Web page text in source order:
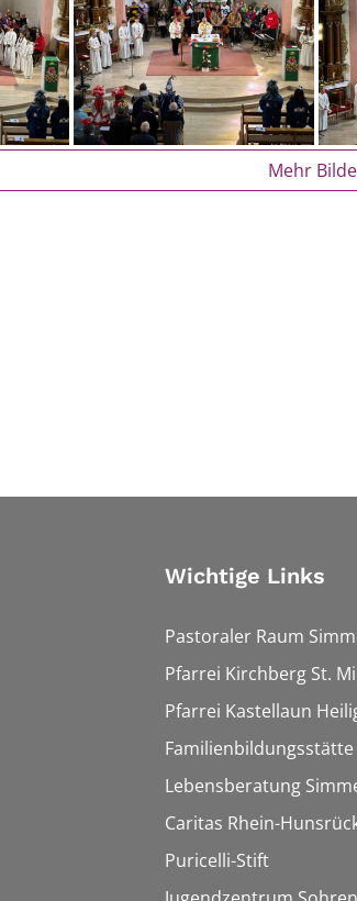
Mehr
Wichtige Links
Pastoraler Raum
Pfarrei Kirchberg St.
Pfarrei Kastellaun
Lebensberatung
Caritas Rhein-
Puricelli-Stift